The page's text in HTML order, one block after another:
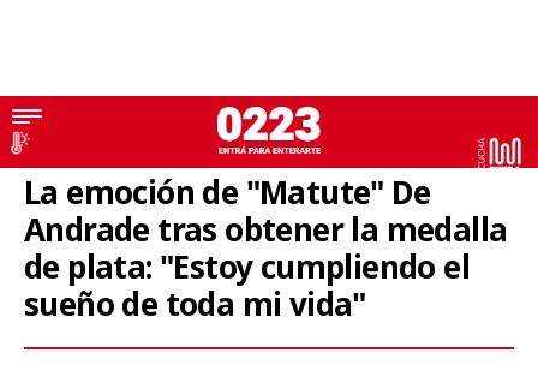
Tokio 2020
La emoción de "Matute" De
Andrade tras obtener la medalla
de plata: "Estoy cumpliendo el
sueño de toda mi vida"